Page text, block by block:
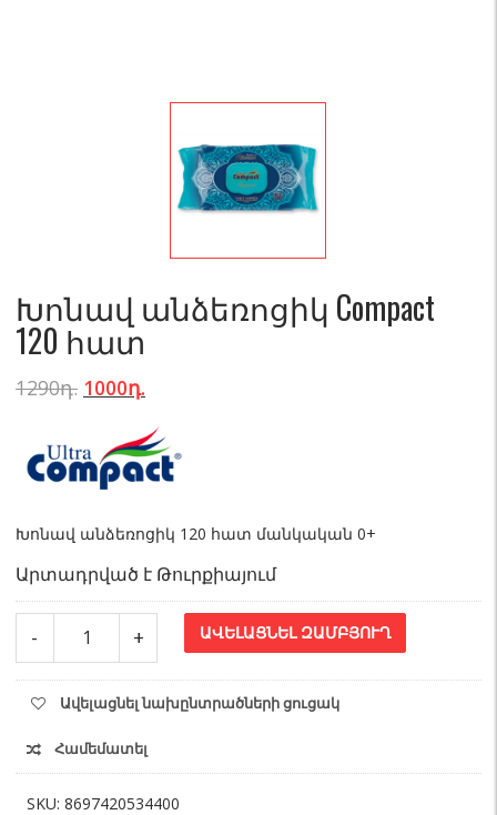
Խոնավ անձեռոցիկ Compact
120 հատ
1290դ. 1000դ.
Խոնավ անձեռոցիկ 120 հատ մանկական 0+
Արտադրված է Թուրքիայում
-
անձեռոցիկ
120
quantity
+ ԱՎԵԼԱՑՆԵԼ ԶԱՄԲՅՈՒՂ
Ավելացնել նախընտրածների ցուցակ
Համեմատել
SKU: 8697420534400